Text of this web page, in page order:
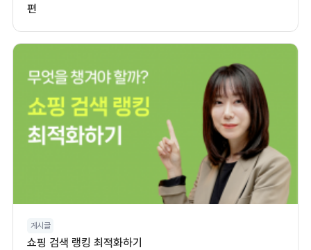
편
게시글
쇼핑 검색 랭킹 최적화하기